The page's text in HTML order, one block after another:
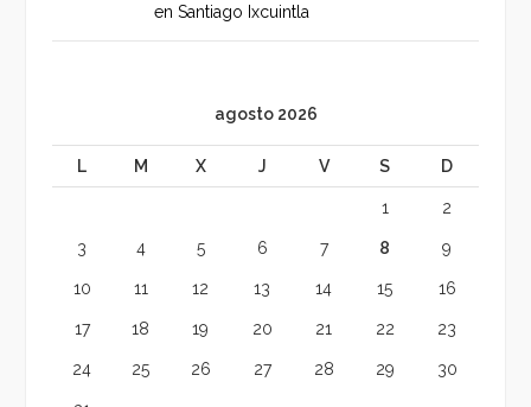
en Santiago Ixcuintla
agosto 2026
L M X J V S D
1 2
3 4 5 6 7 8 9
10 11 12 13 14 15 16
17 18 19 20 21 22 23
24 25 26 27 28 29 30